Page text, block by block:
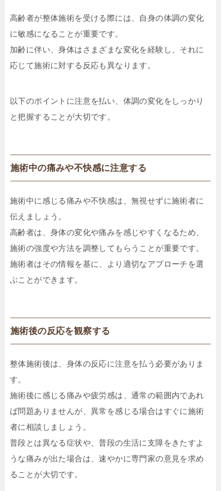
高齢者が整体施術を受ける際には、自身の体調の変化
に敏感になることが重要です。
加齢に伴い、身体はさまざまな変化を経験し、それに
応じて施術に対する反応も異なります。
以下のポイントに注意を払い、体調の変化をしっかり
と把握することが大切です。
施術中の痛みや不快感に注意する
施術中に感じる痛みや不快感は、無視せずに施術者に
伝えましょう。
高齢者は、身体の変化や痛みを感じやすくなるため、
施術の強度や方法を調整してもらうことが重要です。
施術者はその情報を基に、より適切なアプローチを選
ぶことができます。
施術後の反応を観察する
整体施術後は、身体の反応に注意を払う必要がありま
す。
施術後に感じる痛みや疲労感は、通常の範囲内であれ
ば問題ありませんが、異常を感じる場合はすぐに施術
者に相談しましょう。
普段とは異なる症状や、普段の生活に支障をきたすよ
うな痛みが出た場合は、速やかに専門家の意見を求め
ることが大切です。